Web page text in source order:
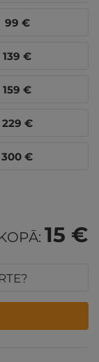
99 €
139 €
159 €
229 €
300 €
15 €